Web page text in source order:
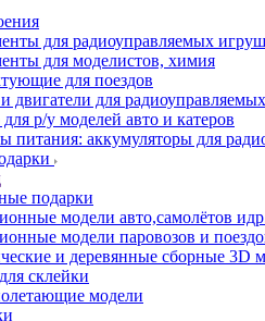
для радиоуправляемых
для моделистов, химия
для поездов
двигатели для
р/у моделей авто и катеров
питания: аккумуляторы для
подарки
модели авто,самолётов
модели паровозов и
и деревянные сборные 3D
склейки
модели